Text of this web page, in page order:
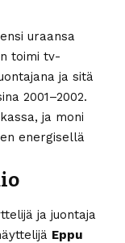
uraansa
toimi tv-
ja sitä
2001–2002.
ja moni
energisellä
ja juontaja
Eppu